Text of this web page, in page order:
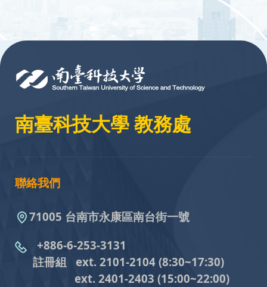
南臺科技大學 教務處
聯絡我們
71005 台南市永康區南台街一號
+886-6-253-3131
註冊組 ext. 2101-2104 (8:30~17:30)
ext. 2401-2403 (15:00~22:00)